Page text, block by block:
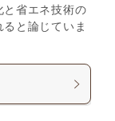
と省エネ技術の
と論じていま